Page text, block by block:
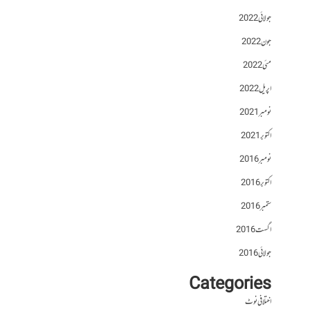
جولائی 2022
جون 2022
مئی 2022
اپریل 2022
نومبر 2021
اکتوبر 2021
نومبر 2016
اکتوبر 2016
ستمبر 2016
اگست 2016
جولائی 2016
Categories
اختلافی نوٹ